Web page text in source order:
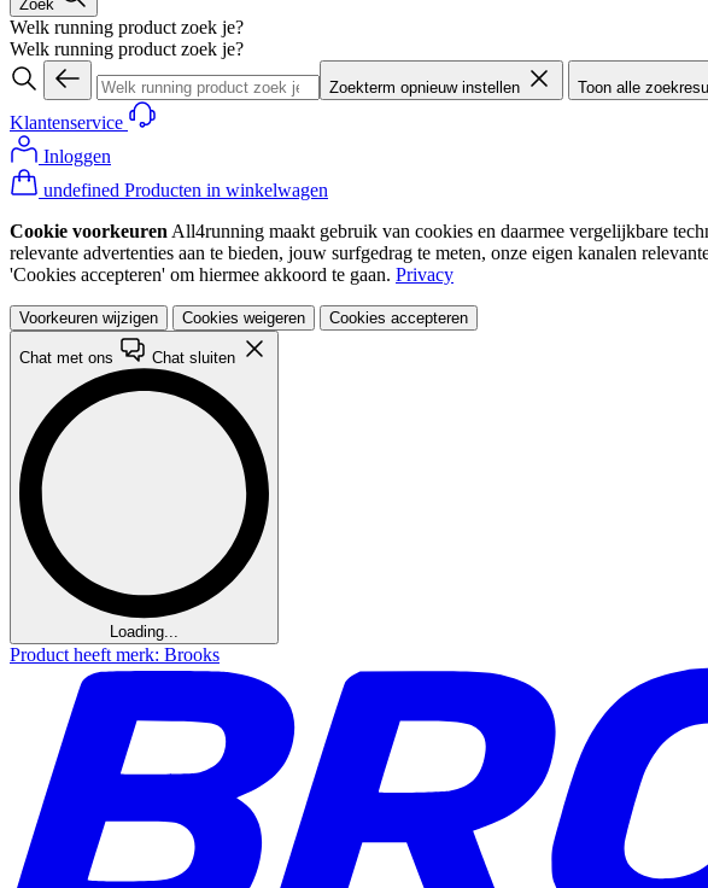
Zoek
Welk running product zoek je?
Welk running product zoek je?
Zoekterm opnieuw instellen Toon alle
Klantenservice
Inloggen
undefined Producten in winkelwagen
Cookie voorkeuren All4running maakt gebruik van cookies en daarmee vergelijkbare
relevante advertenties aan te bieden, jouw surfgedrag te meten, onze eigen kanalen
'Cookies accepteren' om hiermee akkoord te gaan. Privacy
Voorkeuren wijzigen Cookies weigeren Cookies accepteren
Chat met ons Chat sluiten
Loading...
Product heeft merk: Brooks